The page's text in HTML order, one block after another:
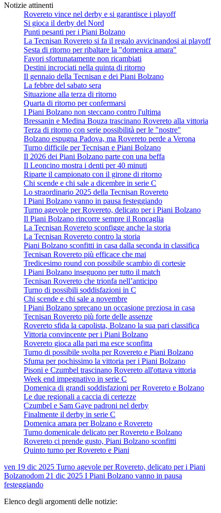
Notizie attinenti
Rovereto vince nel derby e si garantisce i playoff
Si gioca il derby del Nord
Punti pesanti per i Piani Bolzano
La Tecnisan Rovereto si fa il regalo avvicinandosi ai playoff
Sesta di ritorno per ribaltare la "domenica amara"
Favori sfortunatamente non ricambiati
Destini incrociati nella quinta di ritorno
Il gennaio della Tecnisan e dei Piani Bolzano
La febbre del sabato sera
Situazione alla terza di ritorno
Quarta di ritorno per confermarsi
I Piani Bolzano non steccano contro l'ultima
Bressanin e Medina Bouza trascinano Rovereto alla vittoria
Terza di ritorno con serie possibilità per le "nostre"
Bolzano espugna Padova, ma Rovereto perde a Verona
Turno difficile per Tecnisan e Piani Bolzano
Il 2026 dei Piani Bolzano parte con una beffa
Il Leoncino mostra i denti per 40 minuti
Riparte il campionato con il girone di ritorno
Chi scende e chi sale a dicembre in serie C
Lo straordinario 2025 della Tecnisan Rovereto
I Piani Bolzano vanno in pausa festeggiando
Turno agevole per Rovereto, delicato per i Piani Bolzano
Il Piani Bolzano rincorre sempre il Roncaglia
La Tecnisan Rovereto sconfigge anche la storia
La Tecnisan Rovereto contro la storia
Piani Bolzano sconfitti in casa dalla seconda in classifica
Tecnisan Rovereto più efficace che mai
Tredicesimo round con possibile scambio di cortesie
I Piani Bolzano inseguono per tutto il match
Tecnisan Rovereto che trionfa nell’anticipo
Turno di possibili soddisfazioni in C
Chi scende e chi sale a novembre
I Piani Bolzano sprecano un occasione preziosa in casa
Tecnisan Rovereto più forte delle assenze
Rovereto sfida la capolista, Bolzano la sua pari classifica
Vittoria convincente per i Piani Bolzano
Rovereto gioca alla pari ma esce sconfitta
Turno di possibile svolta per Rovereto e Piani Bolzano
Sfuma per pochissimo la vittoria per i Piani Bolzano
Pisoni e Czumbel trascinano Rovereto all'ottava vittoria
Week end impegnativo in serie C
Domenica di grandi soddisfazioni per Rovereto e Bolzano
Le due regionali a caccia di certezze
Czumbel e Sam Gaye padroni nel derby
Finalmente il derby in serie C
Domenica amara per Bolzano e Rovereto
Turno domenicale delicato per Rovereto e Bolzano
Rovereto ci prende gusto, Piani Bolzano sconfitti
Quinto turno per Rovereto e Piani
ven 19 dic 2025 Turno agevole per Rovereto, delicato per i Piani
Bolzanodom 21 dic 2025 I Piani Bolzano vanno in pausa
festeggiando
Elenco degli argomenti delle notizie: